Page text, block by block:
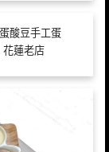
酸豆手工蛋
花蓮老店